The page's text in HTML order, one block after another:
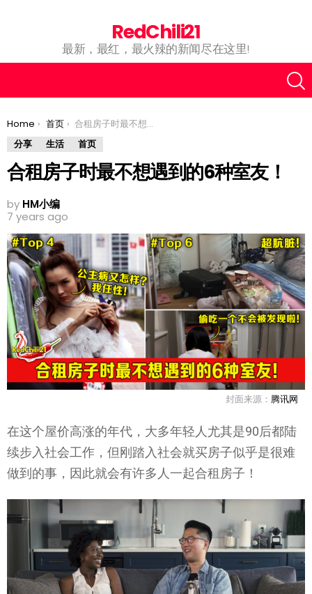
RedChili21
最新，最红，最火辣的新闻尽在这里!
You are here:
Home 首页
合租房子时最不想遇到的6种室友！
分享
生活 首页
合租房子时最不想遇到的6种室友！
by HM小编
7 years ago
封面来源： 腾讯网
在这个屋价高涨的年代，大多年轻人尤其是90后都陆
续步入社会工作，但刚踏入社会就买房子似乎是很难
做到的事，因此就会有许多人一起合租房子！